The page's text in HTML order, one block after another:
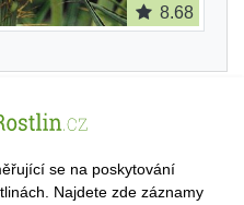
8.68
se na poskytování
Najdete zde záznamy